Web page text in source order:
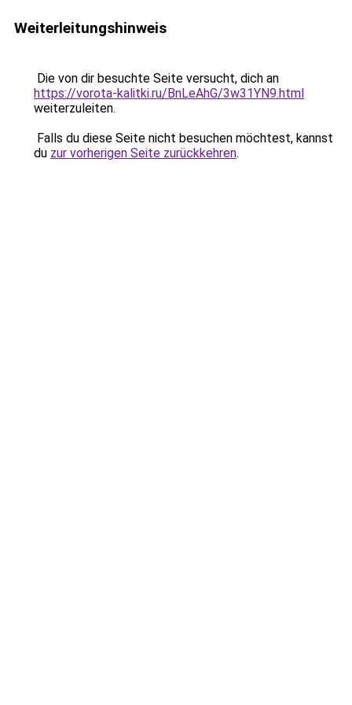
Weiterleitungshinweis
Die von dir besuchte Seite versucht, dich an
https://vorota-kalitki.ru/BnLeAhG/3w31YN9.html
weiterzuleiten.
Falls du diese Seite nicht besuchen möchtest, kannst
du zur vorherigen Seite zurückkehren.